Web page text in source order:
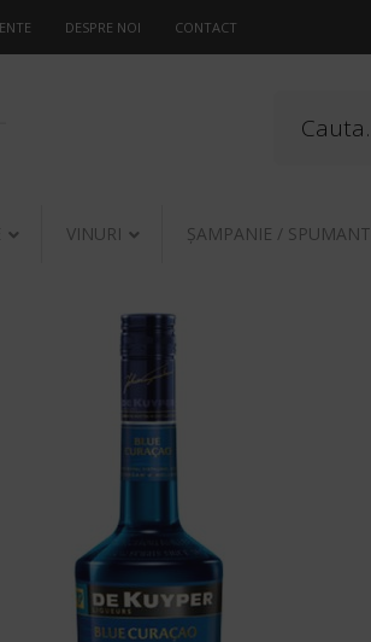
DESPRE NOI CONTACT
VINURI ŞAMPANIE / SPUMANT